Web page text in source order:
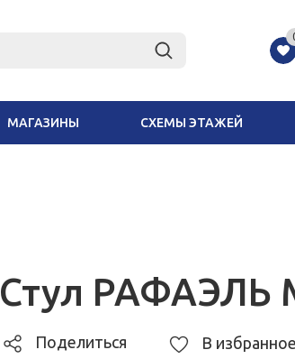
МАГАЗИНЫ СХЕМЫ ЭТАЖЕЙ
Стул РАФАЭЛЬ
Поделиться В избранное